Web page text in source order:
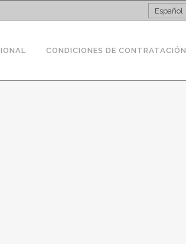
Español
CONDICIONES DE CONTRATACIÓN